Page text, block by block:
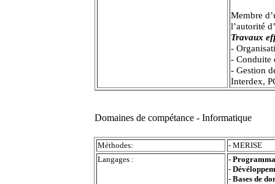
Membre
l’autorité
Travaux
-
- Conduite
- Gestion
Interdex,
Domaines de compétance - Informatique
Méthodes:
- MERISE
Langages :
-
-
- Bases de